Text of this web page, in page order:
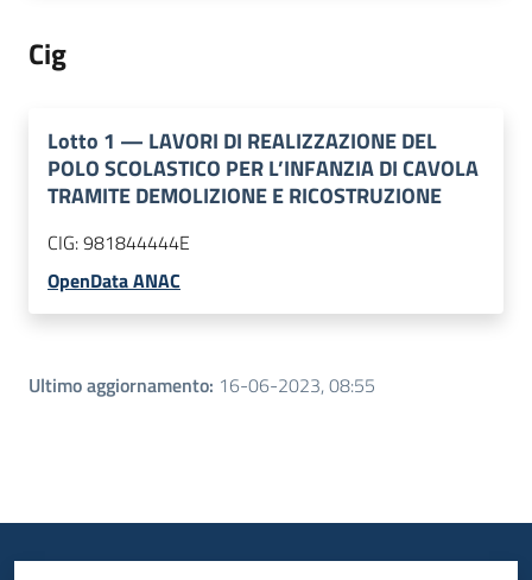
Cig
Lotto 1 — LAVORI DI REALIZZAZIONE DEL
POLO SCOLASTICO PER L’INFANZIA DI CAVOLA
TRAMITE DEMOLIZIONE E RICOSTRUZIONE
CIG:981844444E
OpenData ANAC
Ultimo aggiornamento: 16-06-2023, 08:55